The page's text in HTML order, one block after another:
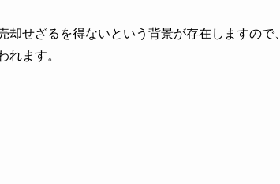
却せざるを得ないという背景が存在しますので
れます。